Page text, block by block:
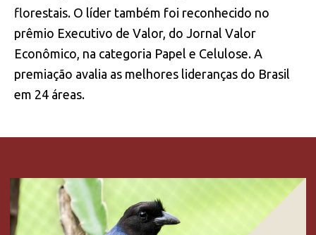
florestais. O líder também foi reconhecido no
prêmio Executivo de Valor, do Jornal Valor
Econômico, na categoria Papel e Celulose. A
premiação avalia as melhores lideranças do Brasil
em 24 áreas.